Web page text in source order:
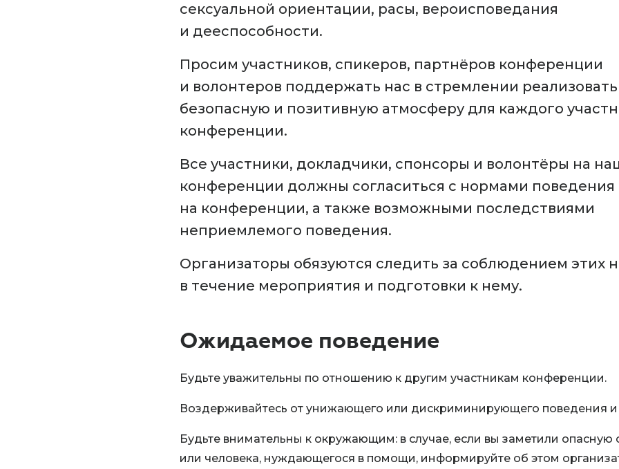
сексуальной ориентации, расы, вероисповедания
и дееспособности.
Просим участников, спикеров, партнёров конференции
и волонтеров поддержать нас в стремлении реализовать
безопасную и позитивную атмосферу для каждого
конференции.
Все участники, докладчики, спонсоры и волонтёры на
конференции должны согласиться с нормами поведения
на конференции, а также возможными последствиями
неприемлемого поведения.
Организаторы обязуются следить за соблюдением этих
в течение мероприятия и подготовки к нему.
Ожидаемое поведение
Будьте уважительны по отношению к другим участникам конференции.
Воздерживайтесь от унижающего или дискриминирующего поведения и
Будьте внимательны к окружающим: в случае, если вы заметили опасную
или человека, нуждающегося в помощи, информируйте об этом